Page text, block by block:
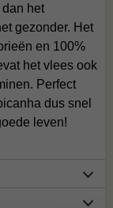
het
gezonder. Het
en 100%
het vlees ook
Perfect
dus snel
leven!